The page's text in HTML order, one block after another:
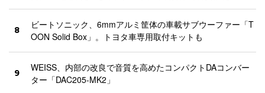
8
ビートソニック、6mmアルミ筐体の車載サブウーファー「T
OON Solid Box」。トヨタ車専用取付キットも
9
WEISS、内部の改良で音質を高めたコンパクトDAコンバー
ター「DAC205-MK2」